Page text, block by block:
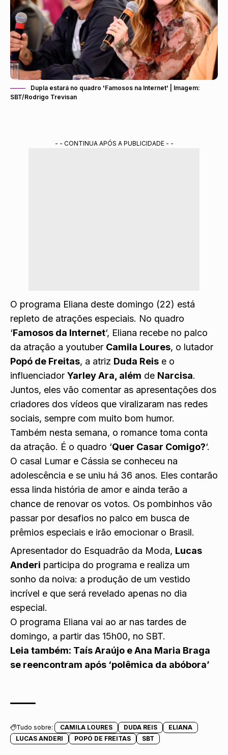
Dupla estará no quadro 'Famosos na Internet' | Imagem:
SBT/Rodrigo Trevisan
- - CONTINUA APÓS A PUBLICIDADE - -
O programa Eliana deste domingo (22) está
repleto de atrações especiais. No quadro
‘Famosos da Internet‘, Eliana recebe no palco
da atração a youtuber Camila Loures, o lutador
Popó de Freitas, a atriz Duda Reis e o
influenciador Yarley Ara, além de Narcisa.
Juntos, eles vão comentar as apresentações dos
criadores dos vídeos que viralizaram nas redes
sociais, sempre com muito bom humor.
Também nesta semana, o romance toma conta
da atração. É o quadro ‘Quer Casar Comigo?‘.
O casal Lumar e Cássia se conheceu na
adolescência e se uniu há 36 anos. Eles contarão
essa linda história de amor e ainda terão a
chance de renovar os votos. Os pombinhos vão
passar por desafios no palco em busca de
prêmios especiais e irão emocionar o Brasil.
Apresentador do Esquadrão da Moda, Lucas
Anderi participa do programa e realiza um
sonho da noiva: a produção de um vestido
incrível e que será revelado apenas no dia
especial.
O programa Eliana vai ao ar nas tardes de
domingo, a partir das 15h00, no SBT.
Leia também: Taís Araújo e Ana Maria Braga
se reencontram após ‘polêmica da abóbora’
Tudo sobre: CAMILA LOURES DUDA REIS
ELIANA
LUCAS ANDERI
POPÓ DE FREITAS SBT